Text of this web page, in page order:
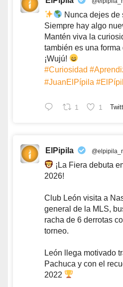
Nunca dejes de
Siempre hay algo
Mantén viva la
también es una
¡Wujú!
#Curiosidad
#JuanElPípila
1 1
ElPipila
¡La Fiera debuta
2026!
Club León visita a
general de la MLS,
racha de 6 derrotas
torneo.
León llega motivado
Pachuca y con el
2022